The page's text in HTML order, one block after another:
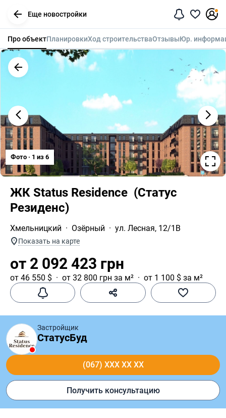
Еще новостройки
Про объектПланировкиХод строительстваОтзывыЮр.
Фото · 1 из 6
ЖК Status Residence  (Статус
Резиденс)
Хмельницкий Озёрный ул. Лесная, 12/1В
Показать на карте
от 2 092 423 грн
от 46 550 $ от 32 800 грн за м² от 1 100 $ за м²
Застройщик
СтатусБуд
(067) XXX XX XX
Получить консультацию